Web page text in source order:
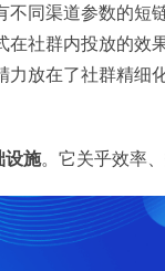
同渠道参数的短
在社群内投放的效
放在了社群精细化
设施。它关乎效率